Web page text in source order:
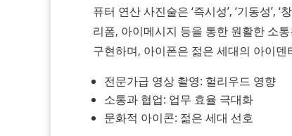
퓨터 연산 사진술은 ‘즉시성’, ‘기동성’,
리폼, 아이메시지 등을 통한 원활한 소
구현하며, 아이폰은 젊은 세대의 아이
전문가급 영상 촬영: 헐리우드 영향
소통과 협업: 업무 효율 극대화
문화적 아이콘: 젊은 세대 선호